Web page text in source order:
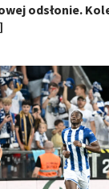
odsłonie.